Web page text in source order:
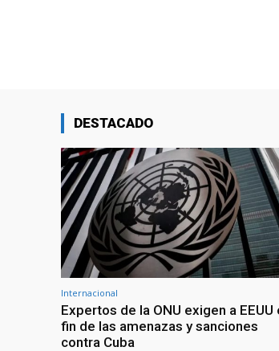
DESTACADO
Internacional
Expertos de la ONU exigen a EEUU
fin de las amenazas y sanciones
contra Cuba